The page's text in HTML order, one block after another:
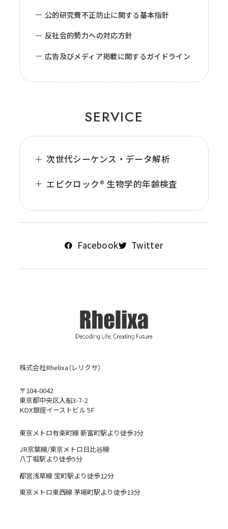
株式会社Rhelixa（レリクサ）
〒104-0042
東京都中央区入船3-7-2
KDX銀座イーストビル 5F
東京メトロ有楽町線 新富町駅より徒歩3分
JR京葉線/東京メトロ日比谷線
八丁堀駅より徒歩5分
都営浅草線 宝町駅より徒歩12分
東京メトロ東西線 茅場町駅より徒歩13分
公的研究費不正防止に関する基本指針
反社会的勢力への対応方針
広告及びメディア掲載に関するガイドライン
SERVICE
次世代シーケンス・データ解析
エピクロック® 生物学的年齢検査
Facebook Twitter